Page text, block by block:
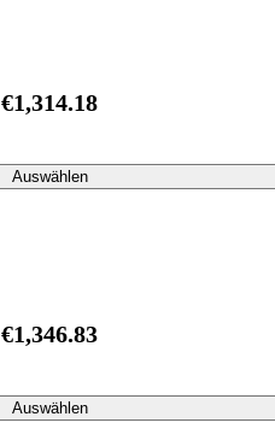
€1,314.18
Auswählen
€1,346.83
Auswählen